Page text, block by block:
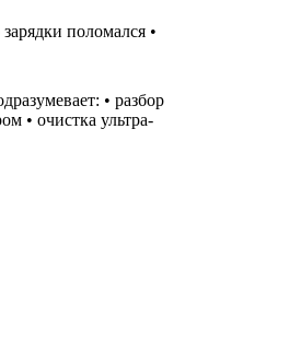
поломался •
• разбор
• очистка ультра-